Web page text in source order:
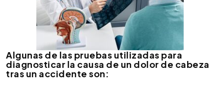
Algunas de las pruebas utilizadas para
diagnosticar la causa de un dolor de cabeza
tras un accidente son: